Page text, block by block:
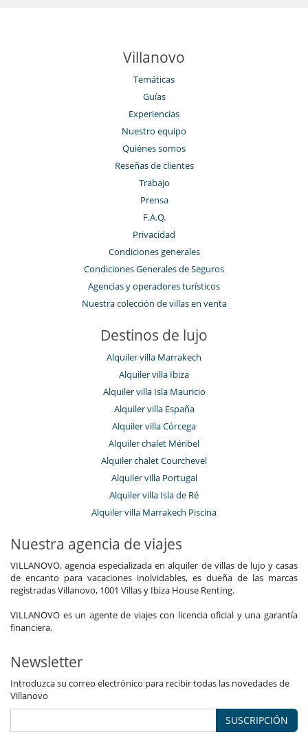
Villanovo
Temáticas
Guías
Experiencias
Nuestro equipo
Quiénes somos
Reseñas de clientes
Trabajo
Prensa
F.A.Q.
Privacidad
Condiciones generales
Condiciones Generales de Seguros
Agencias y operadores turísticos
Nuestra colección de villas en venta
Destinos de lujo
Alquiler villa Marrakech
Alquiler villa Ibiza
Alquiler villa Isla Mauricio
Alquiler villa España
Alquiler villa Córcega
Alquiler chalet Méribel
Alquiler chalet Courchevel
Alquiler villa Portugal
Alquiler villa Isla de Ré
Alquiler villa Marrakech Piscina
Nuestra agencia de viajes
VILLANOVO, agencia especializada en alquiler de villas de lujo y casas
de encanto para vacaciones inolvidables, es dueña de las marcas
registradas Villanovo, 1001 Villas y Ibiza House Renting.
VILLANOVO es un agente de viajes con licencia oficial y una garantía
financiera.
Newsletter
Introduzca su correo electrónico para recibir todas las novedades de
Villanovo
SUSCRIPCIÓN